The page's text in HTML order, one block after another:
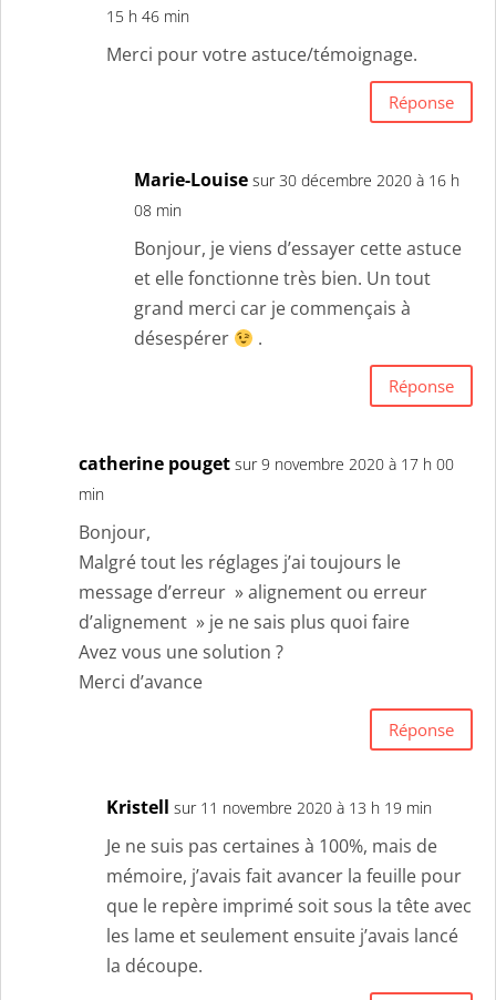
15 h 46 min
Merci pour votre astuce/témoignage.
Réponse
Marie-Louise sur 30 décembre 2020 à 16 h
08 min
Bonjour, je viens d’essayer cette astuce
et elle fonctionne très bien. Un tout
grand merci car je commençais à
désespérer
.
Réponse
catherine pouget sur 9 novembre 2020 à 17 h 00
min
Bonjour,
Malgré tout les réglages j’ai toujours le
message d’erreur » alignement ou erreur
d’alignement » je ne sais plus quoi faire
Avez vous une solution ?
Merci d’avance
Réponse
Kristell sur 11 novembre 2020 à 13 h 19 min
Je ne suis pas certaines à 100%, mais de
mémoire, j’avais fait avancer la feuille pour
que le repère imprimé soit sous la tête avec
les lame et seulement ensuite j’avais lancé
la découpe.